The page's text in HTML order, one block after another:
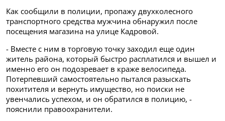
Как сообщили в полиции, пропажу двухколесного
транспортного средства мужчина обнаружил после
посещения магазина на улице Кадровой.
- Вместе с ним в торговую точку заходил еще один
житель района, который быстро расплатился и вышел и
именно его он подозревает в краже велосипеда.
Потерпевший самостоятельно пытался разыскать
похитителя и вернуть имущество, но поиски не
увенчались успехом, и он обратился в полицию, -
пояснили правоохранители.